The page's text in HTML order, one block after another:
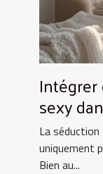
sexy
La
uniquement
Bien au...